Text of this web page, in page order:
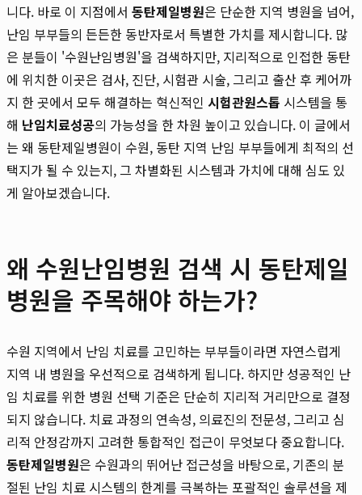
니다. 바로 이 지점에서 동탄제일병원은 단순한 지역 병원을 넘어,
난임 부부들의 든든한 동반자로서 특별한 가치를 제시합니다. 많
은 분들이 '수원난임병원'을 검색하지만, 지리적으로 인접한 동탄
에 위치한 이곳은 검사, 진단, 시험관 시술, 그리고 출산 후 케어까
지 한 곳에서 모두 해결하는 혁신적인 시험관원스톱 시스템을 통
해 난임치료성공의 가능성을 한 차원 높이고 있습니다. 이 글에서
는 왜 동탄제일병원이 수원, 동탄 지역 난임 부부들에게 최적의 선
택지가 될 수 있는지, 그 차별화된 시스템과 가치에 대해 심도 있
게 알아보겠습니다.
왜 수원난임병원 검색 시 동탄제일
병원을 주목해야 하는가?
수원 지역에서 난임 치료를 고민하는 부부들이라면 자연스럽게
지역 내 병원을 우선적으로 검색하게 됩니다. 하지만 성공적인 난
임 치료를 위한 병원 선택 기준은 단순히 지리적 거리만으로 결정
되지 않습니다. 치료 과정의 연속성, 의료진의 전문성, 그리고 심
리적 안정감까지 고려한 통합적인 접근이 무엇보다 중요합니다.
동탄제일병원은 수원과의 뛰어난 접근성을 바탕으로, 기존의 분
절된 난임 치료 시스템의 한계를 극복하는 포괄적인 솔루션을 제